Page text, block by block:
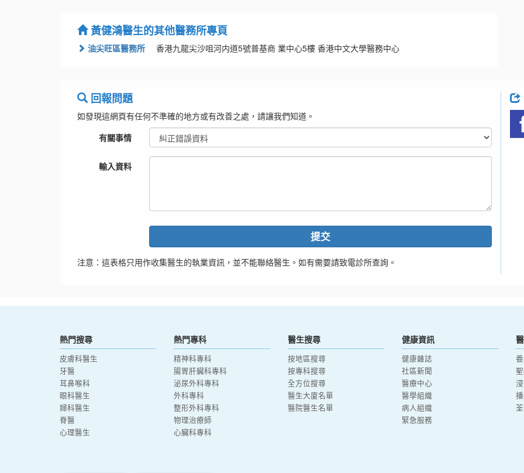
黃健鴻醫生的其他醫務所專頁
油尖旺區醫務所 香港九龍尖沙咀河内道5號普基商 業中心5樓 香港中文大學醫務中心
回報問題
如發現這網頁有任何不準確的地方或有改善之處，請讓我們知道。
有關事情
輸入資料
提交
注意：這表格只用作收集醫生的執業資訊，並不能聯絡醫生。如有需要請致電診所查詢。
熱門搜尋
皮膚科醫生
牙醫
耳鼻喉科
眼科醫生
婦科醫生
脊醫
心理醫生
熱門專科
精神科專科
腸胃肝臟科專科
泌尿外科專科
外科專科
整形外科專科
物理治療師
心臟科專科
醫生搜尋
按地區搜尋
按專科搜尋
全方位搜尋
醫生大廈名單
醫院醫生名單
健康資訊
健康雜誌
社區新聞
醫療中心
醫學組織
病人組織
緊急服務